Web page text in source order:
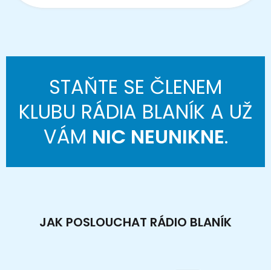
STAŇTE SE ČLENEM
KLUBU RÁDIA BLANÍK A UŽ
VÁM NIC NEUNIKNE.
JAK POSLOUCHAT RÁDIO BLANÍK